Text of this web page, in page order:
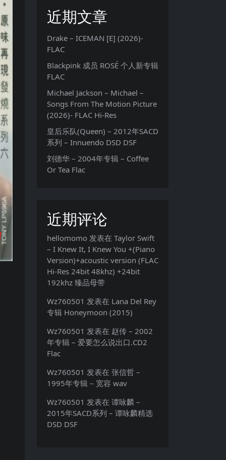
近期文章
Drake – ICEMAN [E] (2026)-
FLAC
Blackpink 成员 ROSÉ 个人新专辑
FLAC
Michael Jackson – Michael –
Songs From The Motion Picture
(2026)- FLAC Hi-Res
皇后乐队(Queen) – 2012年SACD
系列 – Innuendo DSD DSF
刘德华 – 2004年专辑 – Coffee
Or Tea Flac
近期评论
hellomomo 发表在 Taylor Swift
– I Knew It, I Knew You +(Piano
Version)+acoustic version (FLAC
Hi-Res 24bit 48khz) +24bit
192khz 臻品母带
Wz760501 发表在 Lana Del Rey
专辑 Honeymoon (2015)
Wz760501 发表在 赵传 – 2002
年专辑 – 爱要怎么说出口.CD2
Flac
Wz760501 发表在 张信哲 –
1995年专辑 – 宽容 wav
Wz760501 发表在 谭咏麟 –
2015年SACD系列 – 谭咏麟精选
DSD DSF